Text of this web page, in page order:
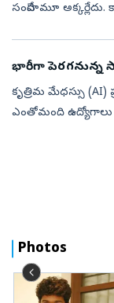
సందేహమూ అక్కర్లేదు.
భారీగా పెరగనున్న
కృత్రిమ మేధస్సు (AI)
ఎంతోమంది ఉద్యోగాలు
Photos